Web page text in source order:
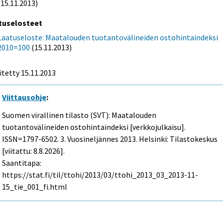
Maatalouden tuotantovälineiden ostohintaindeksi
(15.11.2013)
15.11.2013
Viittausohje:
Suomen virallinen tilasto (SVT): Maatalouden
tuotantovälineiden ostohintaindeksi [verkkojulkaisu].
ISSN=1797-6502.3. Vuosineljännes 2013. Helsinki: Tilastokeskus
[viitattu: 8.8.2026].
Saantitapa:
https://stat.fi/til/ttohi/2013/03/ttohi_2013_03_2013-11-
15_tie_001_fi.html